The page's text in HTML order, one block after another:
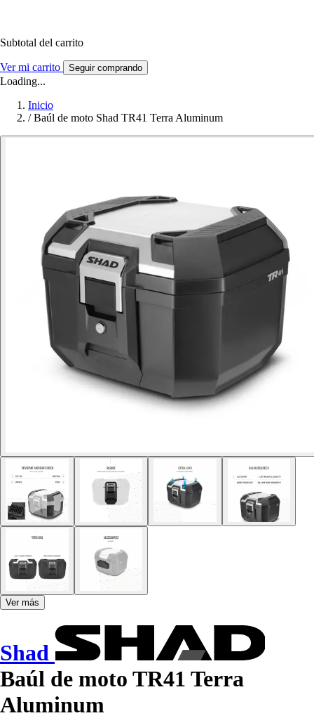
Subtotal del carrito
Ver mi carrito Seguir comprando
Loading...
Inicio
/ Baúl de moto Shad TR41 Terra Aluminum
Ver más
Shad
Baúl de moto TR41 Terra
Aluminum